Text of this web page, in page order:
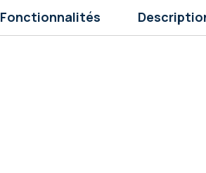
Fonctionnalités